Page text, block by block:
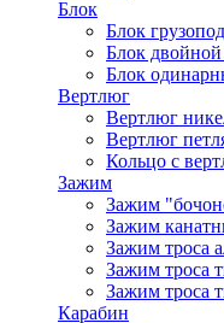
Блок
Блок
Блок двойной
Блок
Вертлюг
Вертлюг
Вертлюг
Кольцо с
Зажим
Зажим
Зажим
Зажим троса
Зажим троса
Зажим троса
Карабин